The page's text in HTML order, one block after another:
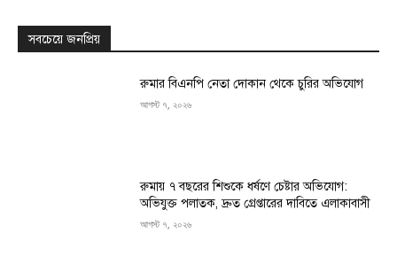
সবচেয়ে জনপ্রিয়
রুমার বিএনপি নেতা দোকান থেকে চুরির অভিযোগ
আগস্ট ৭, ২০২৬
রুমায় ৭ বছরের শিশুকে ধর্ষণে চেষ্টার অভিযোগ:
অভিযুক্ত পলাতক, দ্রুত গ্রেপ্তারের দাবিতে এলাকাবাসী
আগস্ট ৭, ২০২৬